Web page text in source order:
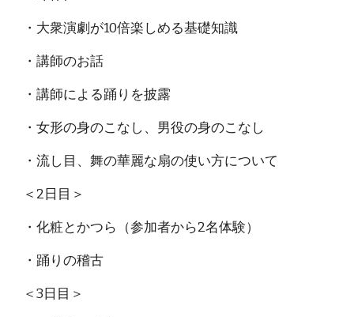
・大衆演劇が10倍楽しめる基礎知識
・講師のお話
・講師による踊りを披露
・女形の身のこなし、男役の身のこなし
・流し目、舞の華麗な扇の使い方について
＜2日目＞
・化粧とかつら（参加者から2名体験）
・踊りの稽古
＜3日目＞